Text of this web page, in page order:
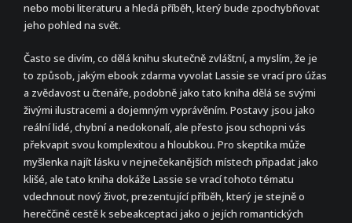
nebo mobi literaturu a hledá příběh, který bude zpochybňovat
jeho pohled na svět.
Často se divím, co dělá knihu skutečně zvláštní, a myslím, že je
to způsob, jakým ebook zdarma vyvolat Lassie se vrací pro úžas
a zvědavost u čtenáře, podobně jako tato kniha dělá se svými
živými ilustracemi a dojemným vyprávěním. Postavy jsou jako
reální lidé, chybní a nedokonalí, ale přesto jsou schopni vás
překvapit svou komplexitou a hloubkou. Pro skeptika může
myšlenka najít lásku v nejnečekanějších místech připadat jako
klišé, ale tato kniha dokáže Lassie se vrací tohoto tématu
vdechnout nový život, prezentující příběh, který je stejně o
hereččině cestě k sebeakceptaci jako o jejích romantických